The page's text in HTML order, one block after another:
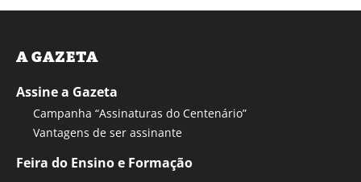
A GAZETA
Assine a Gazeta
Campanha “Assinaturas do Centenário”
Vantagens de ser assinante
Feira do Ensino e Formação